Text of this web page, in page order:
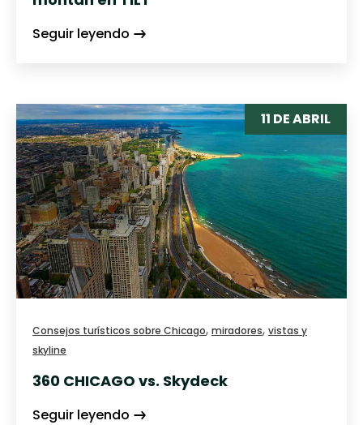
Seguir leyendo
11 DE ABRIL
Consejos turísticos sobre Chicago, miradores, vistas y
skyline
360 CHICAGO vs. Skydeck
Seguir leyendo